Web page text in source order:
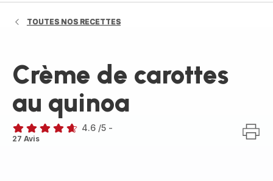
TOUTES NOS RECETTES
Crème de carottes
au quinoa
ratings.4.6
4.6 /5 -
27 Avis